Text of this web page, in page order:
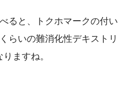
ると、トクホマークの付い
らいの難消化性デキストリ
ますね。